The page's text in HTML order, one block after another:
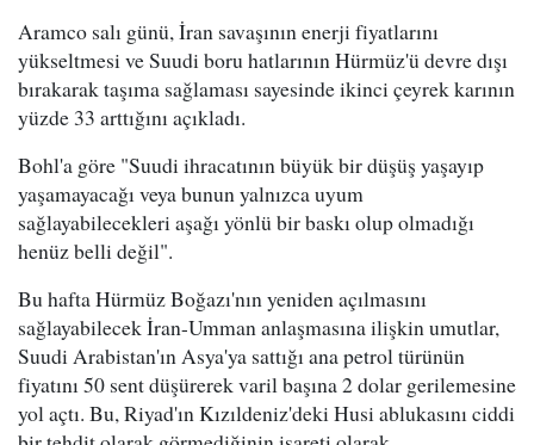
Aramco salı günü, İran savaşının enerji fiyatlarını
yükseltmesi ve Suudi boru hatlarının Hürmüz'ü devre dışı
bırakarak taşıma sağlaması sayesinde ikinci çeyrek karının
yüzde 33 arttığını açıkladı.
Bohl'a göre "Suudi ihracatının büyük bir düşüş yaşayıp
yaşamayacağı veya bunun yalnızca uyum
sağlayabilecekleri aşağı yönlü bir baskı olup olmadığı
henüz belli değil".
Bu hafta Hürmüz Boğazı'nın yeniden açılmasını
sağlayabilecek İran-Umman anlaşmasına ilişkin umutlar,
Suudi Arabistan'ın Asya'ya sattığı ana petrol türünün
fiyatını 50 sent düşürerek varil başına 2 dolar gerilemesine
yol açtı. Bu, Riyad'ın Kızıldeniz'deki Husi ablukasını ciddi